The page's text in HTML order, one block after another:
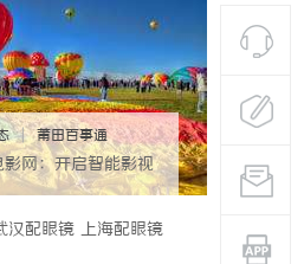
| 莆田百事通
网：开启智能影视
的全面解析
汉配眼镜 上海配眼镜